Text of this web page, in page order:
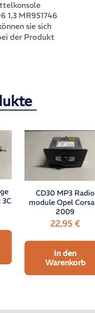
1,3 MR951746
sie sich
der Produkt
CD30 MP3 Radio
module Opel
2009
22,95 €
In den
Warenkorb